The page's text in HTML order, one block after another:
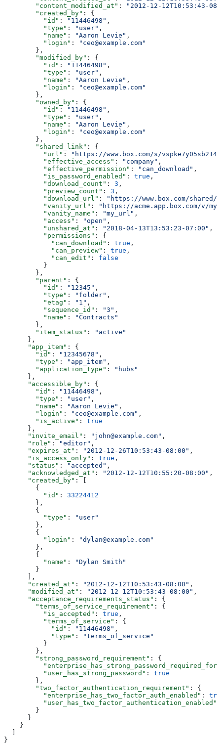
        "content_modified_at"
:
"2012-12-12T10:53:43-
        "created_by"
: {
          "id"
: "11446498" ,
          "type"
: "user" ,
          "name"
: "Aaron Levie" ,
          "login"
:
"ceo@example.com"
        },
        "modified_by"
: {
          "id"
: "11446498" ,
          "type"
: "user" ,
          "name"
: "Aaron Levie" ,
          "login"
:
"ceo@example.com"
        },
        "owned_by"
: {
          "id"
: "11446498" ,
          "type"
: "user" ,
          "name"
: "Aaron Levie" ,
          "login"
:
"ceo@example.com"
        },
        "shared_link"
: {
          "url"
:
"https://www.box.com/s/
          "effective_access"
: "company" ,
          "effective_permission"
: "can_download" ,
          "is_password_enabled"
: true ,
          "download_count"
: 3 ,
          "preview_count"
: 3 ,
          "download_url"
:
"https://www.box.com/
          "vanity_url"
:
"https://acme.app.box.com/v/
          "vanity_name"
: "my_url" ,
          "access"
: "open" ,
          "unshared_at"
: "2018-04-13T13:53:23-07:00" ,
          "permissions"
: {
            "can_download"
: true ,
            "can_preview"
: true ,
            "can_edit"
: false
          }
        },
        "parent"
: {
          "id"
: "12345" ,
          "type"
: "folder" ,
          "etag"
: "1" ,
          "sequence_id"
: "3" ,
          "name"
:
"Contracts"
        },
        "item_status"
:
"active"
      },
      "app_item"
: {
        "id"
: "12345678" ,
        "type"
: "app_item" ,
        "application_type"
:
"hubs"
      },
      "accessible_by"
: {
        "id"
: "11446498" ,
        "type"
: "user" ,
        "name"
: "Aaron Levie" ,
        "login"
: "ceo@example.com" ,
        "is_active"
: true
      },
      "invite_email"
: "john@example.com" ,
      "role"
: "editor" ,
      "expires_at"
: "2012-12-26T10:53:43-08:00" ,
      "is_access_only"
: true ,
      "status"
: "accepted" ,
      "acknowledged_at"
: "2012-12-12T10:55:20-08:00" ,
      "created_by"
: [
        {
          "id"
: 33224412
        },
        {
          "type"
:
"user"
        },
        {
          "login"
:
"dylan@example.com"
        },
        {
          "name"
:
"Dylan Smith"
        }
      ],
      "created_at"
: "2012-12-12T10:53:43-08:00" ,
      "modified_at"
: "2012-12-12T10:53:43-08:00" ,
      "acceptance_requirements_status"
: {
        "terms_of_service_requirement"
: {
          "is_accepted"
: true ,
          "terms_of_service"
: {
            "id"
: "11446498" ,
            "type"
:
"terms_of_service"
          }
        },
        "strong_password_requirement"
: {
          "user_has_strong_password"
: true
        },
        "two_factor_authentication_requirement"
: {
          "enterprise_has_two_factor_auth_enabled"
:
          "user_has_two_factor_authentication_enabled"
        }
      }
    }
  ]
}